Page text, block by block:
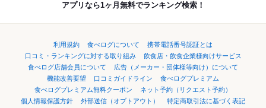
アプリなら1ヶ月無料でランキング検索！
利用規約 食べログについて
携帯電話番号認証とは
口コミ・ランキングに対する取り組み
飲食店・飲食企業様向けサービス
食べログ店舗会員について
広告（メーカー・団体様等向け）について
機能改善要望
口コミガイドライン
食べログプレミアム
食べログプレミアム無料クーポン
ネット予約（リクエスト予約）
個人情報保護方針
外部送信（オプトアウト）
特定商取引法に基づく表記